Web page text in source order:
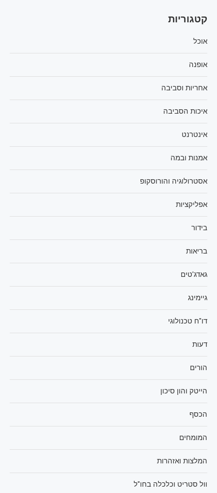
קטגוריות
אוכל
אופנה
אחריות וסביבה
איכות הסביבה
אינטרנט
אמנות ובמה
אסטרולוגיה והורוסקופ
אפליקציות
בידור
בריאות
גאדג'טים
גיימינג
דו"ח טכנולוגי
דעות
הורים
הייטק והון סיכון
הכסף
המומחים
המלצות ואזהרות
וול סטריט וכלכלה בחו"ל